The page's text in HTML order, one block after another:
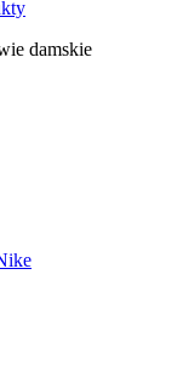
damskie